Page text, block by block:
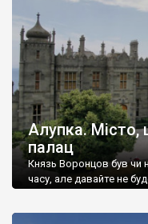
Алупка. Місто,
палац
Князь Воронцов був
часу, але давайте не